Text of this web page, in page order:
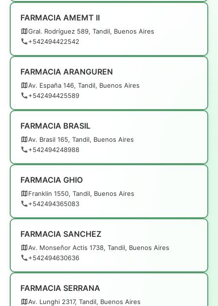
FARMACIA AMEMT II
Gral. Rodríguez 589, Tandil, Buenos Aires
+542494422542
FARMACIA ARANGUREN
Av. España 146, Tandil, Buenos Aires
+542494425589
FARMACIA BRASIL
Av. Brasil 165, Tandil, Buenos Aires
+542494248988
FARMACIA GHIO
Franklin 1550, Tandil, Buenos Aires
+542494365083
FARMACIA SANCHEZ
Av. Monseñor Actis 1738, Tandil, Buenos Aires
+542494630636
FARMACIA SERRANA
Av. Lunghi 2317, Tandil, Buenos Aires